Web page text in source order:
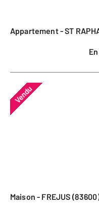
Appartement - ST
Vendu
Maison - FREJUS